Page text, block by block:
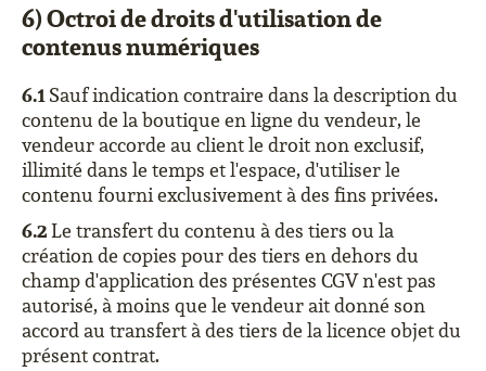
6) Octroi de droits d'utilisation de
contenus numériques
6.1Sauf indication contraire dans la description du
contenu de la boutique en ligne du vendeur, le
vendeur accorde au client le droit non exclusif,
illimité dans le temps et l'espace, d'utiliser le
contenu fourni exclusivement à des fins privées.
6.2Le transfert du contenu à des tiers ou la
création de copies pour des tiers en dehors du
champ d'application des présentes CGV n'est pas
autorisé, à moins que le vendeur ait donné son
accord au transfert à des tiers de la licence objet du
présent contrat.